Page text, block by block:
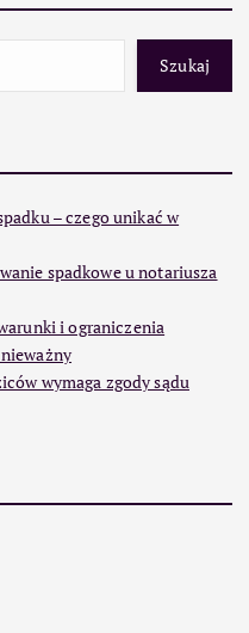
Szukaj
– czego unikać w
spadkowe u notariusza
i ograniczenia
wymaga zgody sądu